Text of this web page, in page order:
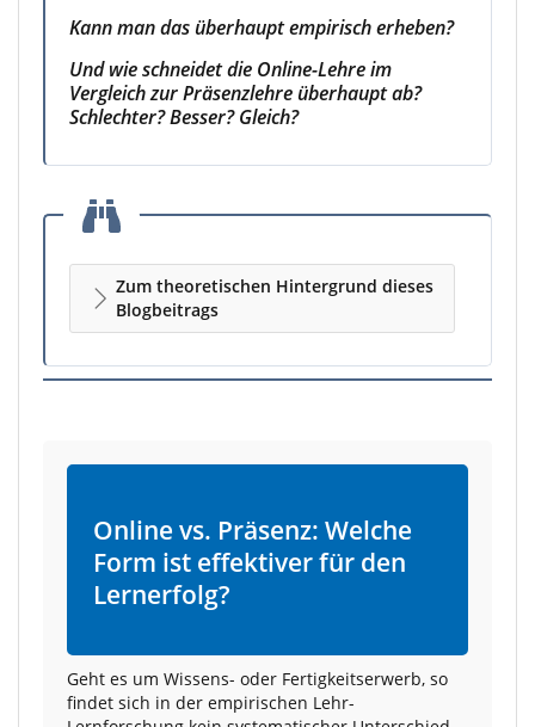
Kann man das überhaupt empirisch erheben?
Und wie schneidet die Online-Lehre im
Vergleich zur Präsenzlehre überhaupt ab?
Schlechter? Besser? Gleich?
Zum theoretischen Hintergrund dieses
Blogbeitrags
Online vs. Präsenz: Welche
Form ist effektiver für den
Lernerfolg?
Geht es um Wissens- oder Fertigkeitserwerb, so
findet sich in der empirischen Lehr-